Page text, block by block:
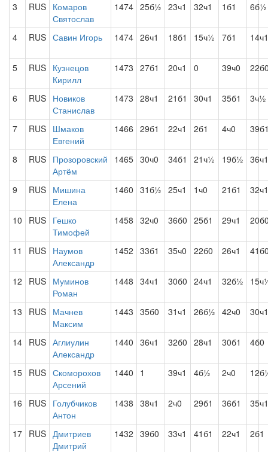
3 RUS Комаров
Святослав
1474 25б½ 23ч1 32ч1 1б1 6б½
4 RUS Савин Игорь 1474 26ч1 18б1 15ч½ 7б1 14ч1
5 RUS Кузнецов
Кирилл
1473 27б1 20ч1 0 39ч0
6 RUS Новиков
Станислав
1473 28ч1 21б1 30ч1 35б1 3ч½
7 RUS Шмаков
Евгений
1466 29б1 22ч1 2б1 4ч0
8 RUS Прозоровский
Артём
1465 30ч0 34б1 21ч½ 19б½ 36ч1
9 RUS Мишина
Елена
1460 31б½ 25ч1 1ч0 21б1 32ч1
10 RUS Гешко
Тимофей
1458 32ч0 36б0 25б1 29ч1
11 RUS Наумов
Александр
1452 33б1 35ч0 22б0 26ч1
12 RUS Муминов
Роман
1448 34ч1 30б0 24ч1 32б½
13 RUS Мачнев
Максим
1443 35б0 31ч1 26б½ 42ч0 30ч1
14 RUS Аглиулин
Александр
1440 36ч1 32б0 28ч1 30б1 4б0
15 RUS Скоморохов
Арсений
1440 1 39ч1 4б½ 2ч0
16 RUS Голубчиков
Антон
1438 38ч1 2ч0 29б1 36б1 35ч1
17 RUS Дмитриев
Дмитрий
1432 39б0 33ч1 41б1 22ч1 2б1